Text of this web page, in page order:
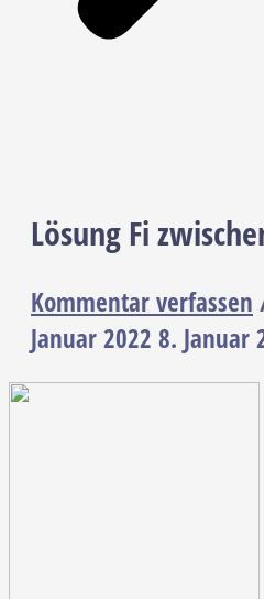
Lösung Fi
Kommentar verfassen
Januar 2022 8. Januar